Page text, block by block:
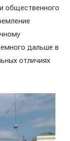
общественного
дальше в
отличиях